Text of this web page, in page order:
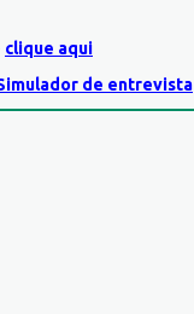
clique aqui
de entrevista